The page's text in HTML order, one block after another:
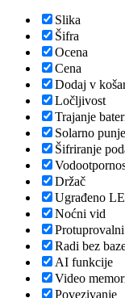
Slika
Šifra
Ocena
Cena
Dodaj v
Ločljivost
Trajanje
Solarno
Šifriranje
Držač
Ugrađeno
Noćni vid
Radi bez
AI funkcije
Video
Povezivanje